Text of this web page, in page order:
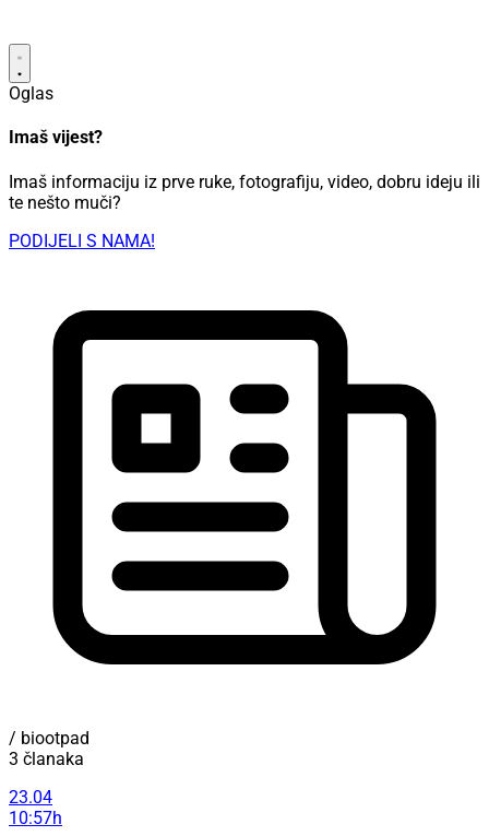
Oglas
Imaš vijest?
Imaš informaciju iz prve ruke, fotografiju, video, dobru ideju ili
te nešto muči?
PODIJELI S NAMA!
/ biootpad
3 članaka
23.04
10:57h